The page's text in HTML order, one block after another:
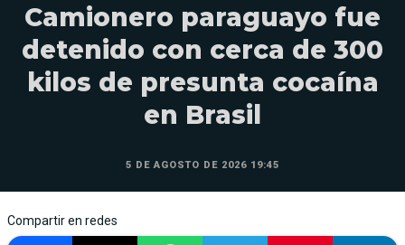
Camionero paraguayo fue
detenido con cerca de 300
kilos de presunta cocaína
en Brasil
5 DE AGOSTO DE 2026 19:45
Compartir en redes